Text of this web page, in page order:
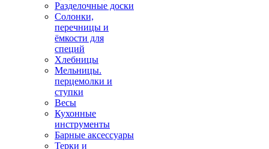
Разделочные доски
Солонки,
перечницы и
ёмкости для
специй
Хлебницы
Мельницы.
перцемолки и
ступки
Весы
Кухонные
инструменты
Барные аксессуары
Терки и